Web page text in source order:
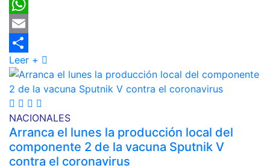
Twitter
WhatsApp
Email
Compartir
Leer +
NACIONALES
Arranca el lunes la producción local del
componente 2 de la vacuna Sputnik V
contra el coronavirus